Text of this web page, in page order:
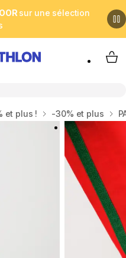
sur une sélection
My
et plus ! -30% et plus